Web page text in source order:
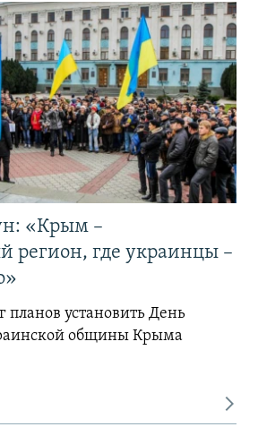
«Крым –
регион, где украинцы –
планов установить День
общины Крыма